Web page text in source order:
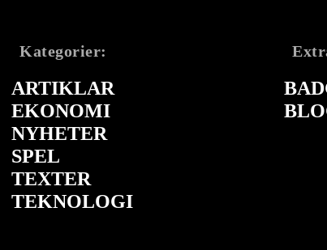
Kategorier:
ARTIKLAR
EKONOMI
NYHETER
SPEL
TEXTER
TEKNOLOGI